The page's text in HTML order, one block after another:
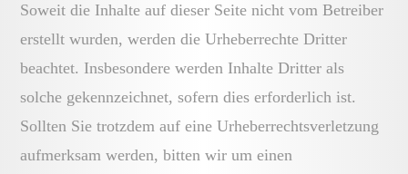
Soweit die Inhalte auf dieser Seite nicht vom Betreiber
erstellt wurden, werden die Urheberrechte Dritter
beachtet. Insbesondere werden Inhalte Dritter als
solche gekennzeichnet, sofern dies erforderlich ist.
Sollten Sie trotzdem auf eine Urheberrechtsverletzung
aufmerksam werden, bitten wir um einen